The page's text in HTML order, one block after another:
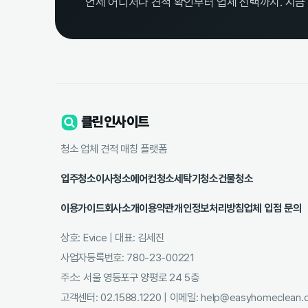
클린인사이트
청소 업체 견적 매칭 플랫폼
입주청소이사청소에어컨청소세탁기청소건물청소
이용가이드회사소개이용약관개인정보처리방침업체 입점 문의
상호: Evice | 대표: 김세진
사업자등록번호: 780-23-00221
주소: 서울 영등포구 양평로 24 5층
고객센터: 02.1588.1220 | 이메일: